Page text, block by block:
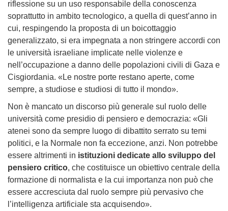
riflessione su un uso responsabile della conoscenza
soprattutto in ambito tecnologico, a quella di quest’anno in
cui, respingendo la proposta di un boicottaggio
generalizzato, si era impegnata a non stringere accordi con
le università israeliane implicate nelle violenze e
nell’occupazione a danno delle popolazioni civili di Gaza e
Cisgiordania. «Le nostre porte restano aperte, come
sempre, a studiose e studiosi di tutto il mondo».
Non è mancato un discorso più generale sul ruolo delle
università come presidio di pensiero e democrazia: «Gli
atenei sono da sempre luogo di dibattito serrato su temi
politici, e la Normale non fa eccezione, anzi. Non potrebbe
essere altrimenti in istituzioni dedicate allo sviluppo del
pensiero critico, che costituisce un obiettivo centrale della
formazione di normalista e la cui importanza non può che
essere accresciuta dal ruolo sempre più pervasivo che
l’intelligenza artificiale sta acquisendo».